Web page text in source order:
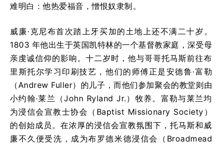
难明白：他热爱福音，憎恨奴隶制。
威廉·克尼布首次踏上牙买加的土地上还不满二十岁。
1803 年他出生于英国凯特林的一个基督教家庭，深受母
亲虔诚信仰的影响。十二岁时，他与哥哥托马斯前往布
里斯托尔学习印刷技艺，他们的师傅正是安德鲁·富勒
（Andrew Fuller）的儿子，而他们参加聚会的教堂则由
小约翰·莱兰（John Ryland Jr.）牧养。富勒与莱兰均
为浸信会宣教士协会（Baptist Missionary Society）
的创始成员。在浓厚的浸信会宣教氛围下，托马斯和威
廉不久便受洗，成为布罗德米德浸信会（Broadmead